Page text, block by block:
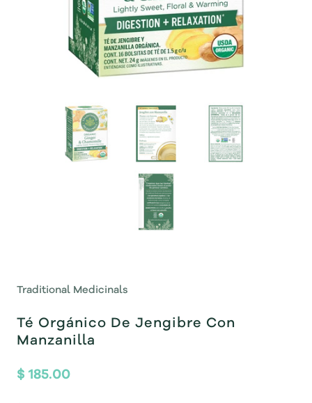
Traditional Medicinals
Té Orgánico De Jengibre Con
Manzanilla
$ 185.00